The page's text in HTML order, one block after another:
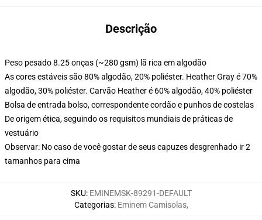
Descrição
Peso pesado 8.25 onças (~280 gsm) lã rica em algodão
As cores estáveis são 80% algodão, 20% poliéster. Heather Gray é 70%
algodão, 30% poliéster. Carvão Heather é 60% algodão, 40% poliéster
Bolsa de entrada bolso, correspondente cordão e punhos de costelas
De origem ética, seguindo os requisitos mundiais de práticas de
vestuário
Observar: No caso de você gostar de seus capuzes desgrenhado ir 2
tamanhos para cima
SKU: EMINEMSK-89291-DEFAULT
Categorias: Eminem Camisolas,